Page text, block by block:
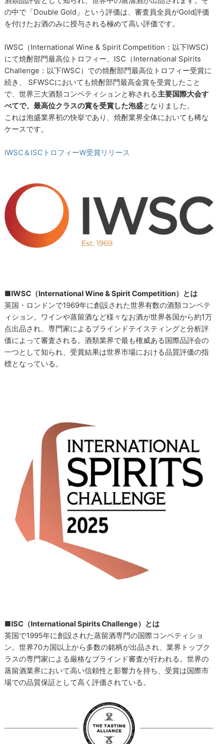
の中で「Double Gold」という評価は、審査員全員がGold評価
を付けたお酒のみに授与される極めて高い評価です。
IWSC（International Wine & Spirit Competition：以下IWSC)
にて焼酎部門最高位トロフィー、ISC（International Spirits
Challenge：以下IWSC）での焼酎部門最高位トロフィー受賞に
続き、 SFWSCにおいても焼酎部門最高金賞を受賞したこと
で、世界三大酒類コンペティションと称される主要国際大会す
べてで、最高位クラスの賞を受賞した泡盛となりました。
これは泡盛業界初の快挙であり、焼酎業界全体においても稀な
ケースです。
IWSC＆ISCトロフィーW受賞リリース
■IWSC（International Wine & Spirit Competition）とは
英国・ロンドンで1969年に創設された世界有数の酒類コンペテ
ィション。ワインや蒸留酒など様々なお酒が世界各国から約1万
点出品され、専門家によるブラインドテイスティングと分析評
価によって審査される。酒類業界で最も権威ある国際品評会の
一つとして知られ、受賞結果は世界市場における品質評価の指
標となっている。
■ISC（International Spirits Challenge）とは
英国で1995年に創設された蒸留酒専門の国際コンペティショ
ン。世界70カ国以上から多数の銘柄が出品され、業界トップク
ラスの専門家による厳格なブラインド審査が行われる。世界の
蒸留酒業界において高い信頼性と影響力を持ち、受賞は国際市
場での品質保証として高く評価されている。